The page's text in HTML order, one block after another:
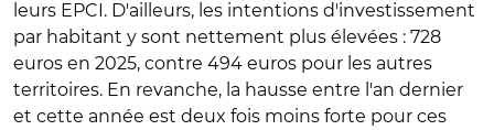
leurs EPCI. D'ailleurs, les intentions d'investissement
par habitant y sont nettement plus élevées : 728
euros en 2025, contre 494 euros pour les autres
territoires. En revanche, la hausse entre l'an dernier
et cette année est deux fois moins forte pour ces